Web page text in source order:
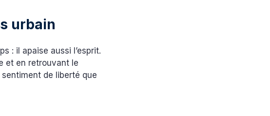
urbain
: il apaise aussi l’esprit.
et en retrouvant le
de liberté que